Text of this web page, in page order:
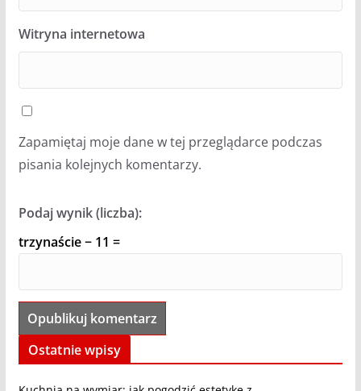
Witryna internetowa
Zapamiętaj moje dane w tej przeglądarce podczas
pisania kolejnych komentarzy.
Podaj wynik (liczba):
trzynaście − 11 =
Ostatnie wpisy